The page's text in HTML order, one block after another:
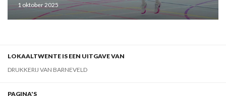
1 oktober 2025
LOKAALTWENTE IS EEN UITGAVE VAN
DRUKKERIJ VAN BARNEVELD
PAGINA'S